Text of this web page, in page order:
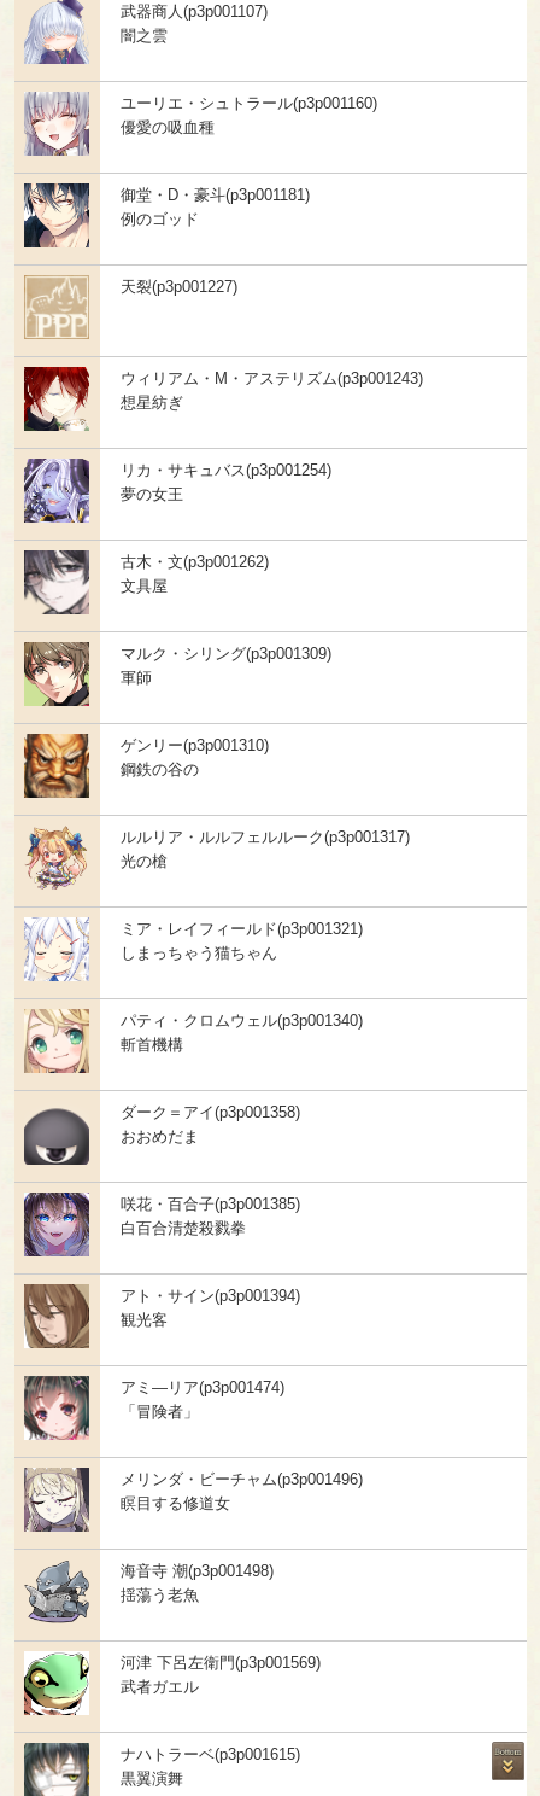
武器商人(p3p001107)
闇之雲
ユーリエ・シュトラール(p3p001160)
優愛の吸血種
御堂・D・豪斗(p3p001181)
例のゴッド
天裂(p3p001227)
ウィリアム・M・アステリズム(p3p001243)
想星紡ぎ
リカ・サキュバス(p3p001254)
夢の女王
古木・文(p3p001262)
文具屋
マルク・シリング(p3p001309)
軍師
ゲンリー(p3p001310)
鋼鉄の谷の
ルルリア・ルルフェルルーク(p3p001317)
光の槍
ミア・レイフィールド(p3p001321)
しまっちゃう猫ちゃん
パティ・クロムウェル(p3p001340)
斬首機構
ダーク＝アイ(p3p001358)
おおめだま
咲花・百合子(p3p001385)
白百合清楚殺戮拳
アト・サイン(p3p001394)
観光客
アミ―リア(p3p001474)
「冒険者」
メリンダ・ビーチャム(p3p001496)
瞑目する修道女
海音寺 潮(p3p001498)
揺蕩う老魚
河津 下呂左衛門(p3p001569)
武者ガエル
ナハトラーベ(p3p001615)
黒翼演舞